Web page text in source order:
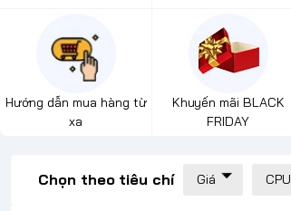
Hướng dẫn mua hàng từ
xa
Khuyến mãi BLACK
FRIDAY
Chọn theo tiêu chí Giá CPU